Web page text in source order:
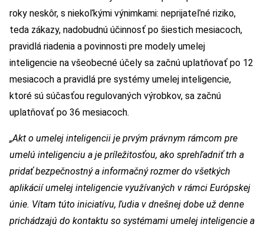
roky neskôr, s niekoľkými výnimkami: neprijateľné riziko,
teda zákazy, nadobudnú účinnosť po šiestich mesiacoch,
pravidlá riadenia a povinnosti pre modely umelej
inteligencie na všeobecné účely sa začnú uplatňovať po 12
mesiacoch a pravidlá pre systémy umelej inteligencie,
ktoré sú súčasťou regulovaných výrobkov, sa začnú
uplatňovať po 36 mesiacoch.
„Akt o umelej inteligencii je prvým právnym rámcom pre
umelú inteligenciu a je príležitosťou, ako sprehľadniť trh a
pridať bezpečnostný a informačný rozmer do všetkých
aplikácií umelej inteligencie využívaných v rámci Európskej
únie. Vítam túto iniciatívu, ľudia v dnešnej dobe už denne
prichádzajú do kontaktu so systémami umelej inteligencie a